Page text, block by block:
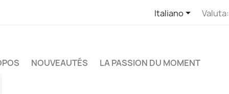
Italiano Valuta:
NOUVEAUTÉS LA PASSION DU MOMENT